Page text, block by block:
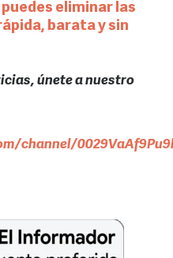
eliminar las
barata y sin
únete a nuestro
channel/